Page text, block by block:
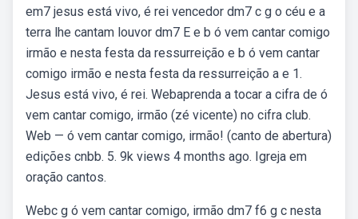
em7 jesus está vivo, é rei vencedor dm7 c g o céu e a
terra lhe cantam louvor dm7 E e b ó vem cantar comigo
irmão e nesta festa da ressurreição e b ó vem cantar
comigo irmão e nesta festa da ressurreição a e 1.
Jesus está vivo, é rei. Webaprenda a tocar a cifra de ó
vem cantar comigo, irmão (zé vicente) no cifra club.
Web — ó vem cantar comigo, irmão! (canto de abertura)
edições cnbb. 5. 9k views 4 months ago. Igreja em
oração cantos.
Webc g ó vem cantar comigo, irmão dm7 f6 g c nesta